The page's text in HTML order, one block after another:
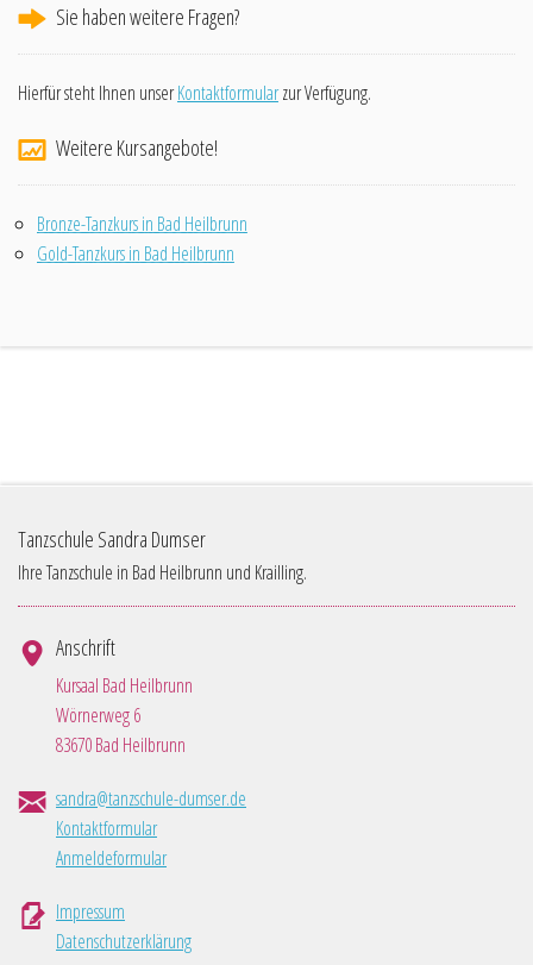
Sie haben weitere Fragen?
Hierfür steht Ihnen unserKontaktformularzur Verfügung.
Weitere Kursangebote!
Bronze-Tanzkurs in Bad Heilbrunn
Gold-Tanzkurs in Bad Heilbrunn
Tanzschule Sandra Dumser
Ihre Tanzschule in Bad Heilbrunn und Krailling.
Anschrift
Kursaal Bad Heilbrunn
Wörnerweg 6
83670 Bad Heilbrunn
sandra@tanzschule-dumser.de
Kontaktformular
Anmeldeformular
Impressum
Datenschutzerklärung